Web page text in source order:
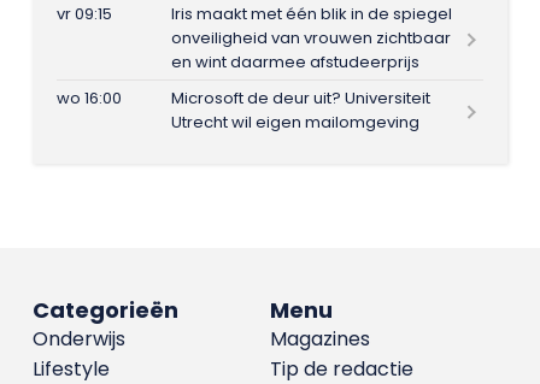
vr 09:15
Iris maakt met één blik in de spiegel
onveiligheid van vrouwen zichtbaar
en wint daarmee afstudeerprijs
wo 16:00
Microsoft de deur uit? Universiteit
Utrecht wil eigen mailomgeving
Menu
Magazines
Tip de redactie
Categorieën
Onderwijs
Lifestyle